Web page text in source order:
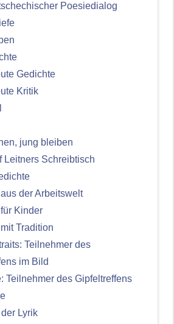
Poesiedialog
Gedichte
Kritik
jung bleiben
Leitners Schreibtisch
der Arbeitswelt
Kinder
Tradition
Teilnehmer des
im Bild
Teilnehmer des Gipfeltreffens
Lyrik